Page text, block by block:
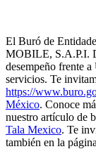
El Buró de
MOBILE, S.A.P.I.
desempeño frente
servicios. Te
https://
México. Conoce
nuestro artículo de
Tala Mexico. Te
también en la página